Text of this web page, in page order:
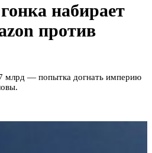
набирает
против
млрд — попытка догнать империю